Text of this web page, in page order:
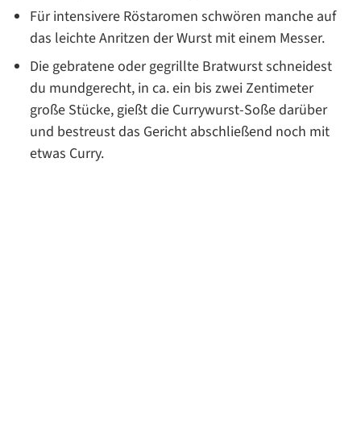
Für intensivere Röstaromen schwören manche auf
das leichte Anritzen der Wurst mit einem Messer.
Die gebratene oder gegrillte Bratwurst schneidest
du mundgerecht, in ca. ein bis zwei Zentimeter
große Stücke, gießt die Currywurst-Soße darüber
und bestreust das Gericht abschließend noch mit
etwas Curry.